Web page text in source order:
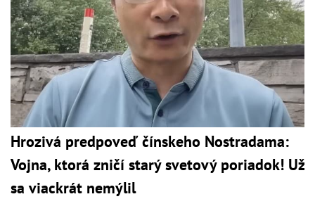
Hrozivá predpoveď čínskeho Nostradama:
Vojna, ktorá zničí starý svetový poriadok! Už
sa viackrát nemýlil